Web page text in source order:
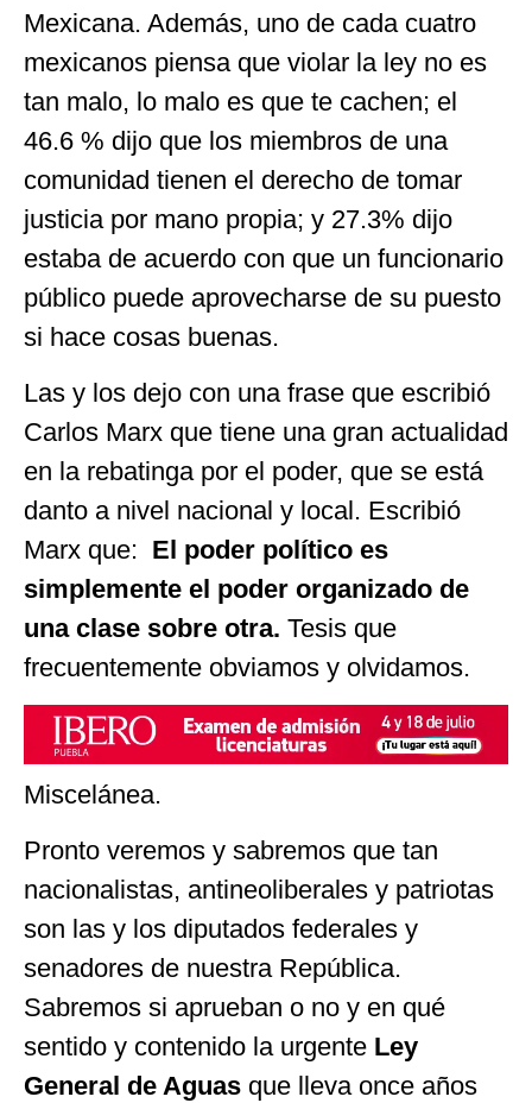
Mexicana. Además, uno de cada cuatro
mexicanos piensa que violar la ley no es
tan malo, lo malo es que te cachen; el
46.6 % dijo que los miembros de una
comunidad tienen el derecho de tomar
justicia por mano propia; y 27.3% dijo
estaba de acuerdo con que un funcionario
público puede aprovecharse de su puesto
si hace cosas buenas.
Las y los dejo con una frase que escribió
Carlos Marx que tiene una gran actualidad
en la rebatinga por el poder, que se está
danto a nivel nacional y local. Escribió
Marx que: El poder político es
simplemente el poder organizado de
una clase sobre otra. Tesis que
frecuentemente obviamos y olvidamos.
Miscelánea.
Pronto veremos y sabremos que tan
nacionalistas, antineoliberales y patriotas
son las y los diputados federales y
senadores de nuestra República.
Sabremos si aprueban o no y en qué
sentido y contenido la urgente Ley
General de Aguas que lleva once años